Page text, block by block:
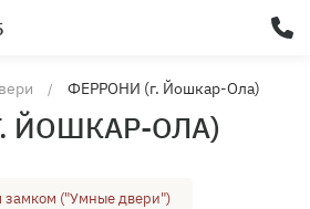
ФЕРРОНИ (г. Йошкар-Ола)
ЙОШКАР-ОЛА)
замком ("Умные двери")